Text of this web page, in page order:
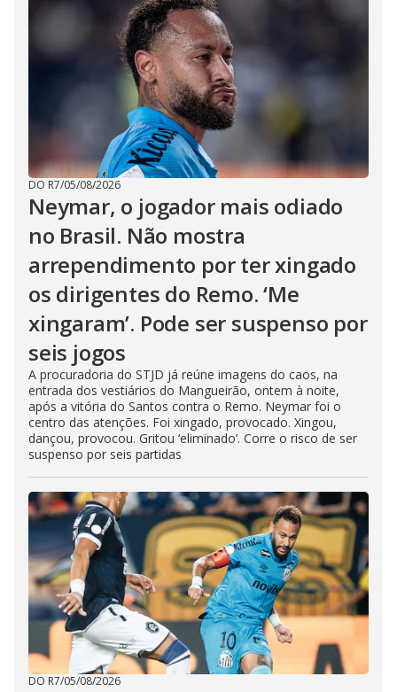
DO R7/05/08/2026
Neymar, o jogador mais odiado
no Brasil. Não mostra
arrependimento por ter xingado
os dirigentes do Remo. ‘Me
xingaram’. Pode ser suspenso por
seis jogos
A procuradoria do STJD já reúne imagens do caos, na
entrada dos vestiários do Mangueirão, ontem à noite,
após a vitória do Santos contra o Remo. Neymar foi o
centro das atenções. Foi xingado, provocado. Xingou,
dançou, provocou. Gritou ‘eliminado’. Corre o risco de ser
suspenso por seis partidas
DO R7/05/08/2026